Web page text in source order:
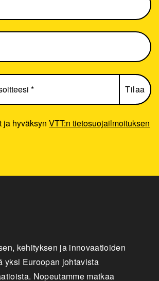
ja hyväksynVTT:n tietosuojailmoituksen
kehityksen ja innovaatioiden
yksi Euroopan johtavista
Nopeutamme matkaa